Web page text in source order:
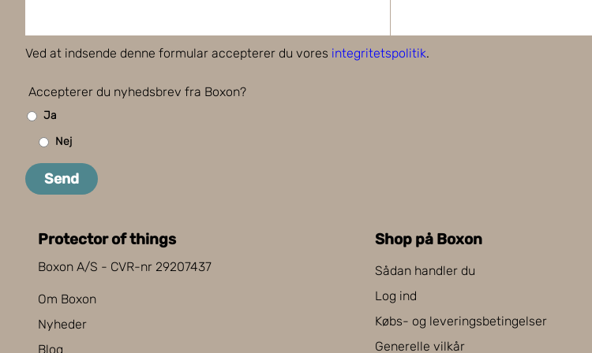
Ved at indsende denne formular accepterer du vores integritetspolitik.
Accepterer du nyhedsbrev fra Boxon?
Ja
Nej
Send
Protector of things
Boxon A/S - CVR-nr 29207437
Om Boxon
Nyheder
Blog
Shop på Boxon
Sådan handler du
Log ind
Købs- og leveringsbetingelser
Generelle vilkår